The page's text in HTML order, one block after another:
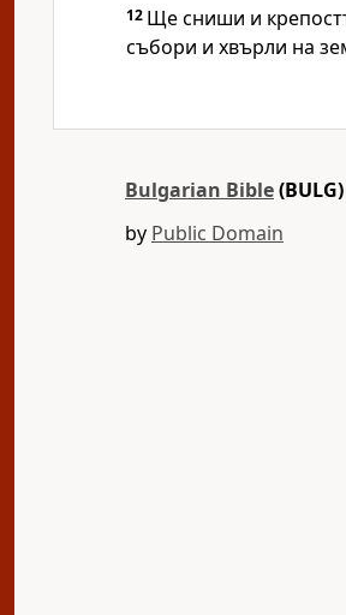
12 Ще сниши и
събори и хвърли на
Bulgarian Bible(BULG)
by Public Domain